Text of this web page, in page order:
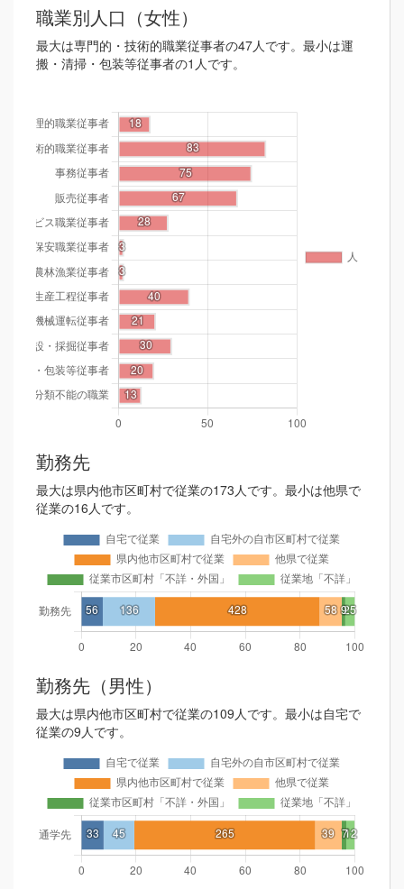
職業別人口（女性）
最大は専門的・技術的職業従事者の47人です。最小は運
搬・清掃・包装等従事者の1人です。
勤務先
最大は県内他市区町村で従業の173人です。最小は他県で
従業の16人です。
勤務先（男性）
最大は県内他市区町村で従業の109人です。最小は自宅で
従業の9人です。